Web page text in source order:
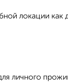
локации как
личного